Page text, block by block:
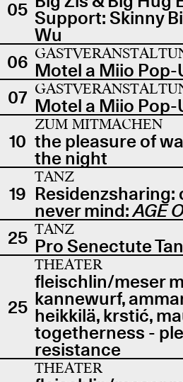
05 Support: Skinny
Wu
06 Motel a Miio Pop-
07 Motel a Miio Pop-
10
ZUM MITMACHEN
the pleasure of
the night
19
TANZ
Residenzsharing:
never mind:AGE
25 TANZ
Pro Senectute
25
THEATER
fleischlin/meser
kannewurf,
heikkilä, krstić,
togetherness -
resistance
THEATER